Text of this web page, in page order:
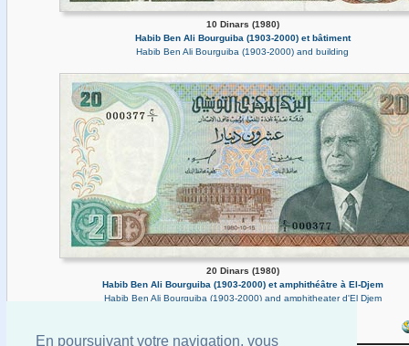
En poursuivant votre navigation, vous
10 Dinars (1980)
Habib Ben Ali Bourguiba (1903-2000) et bâtiment
Habib Ben Ali Bourguiba (1903-2000) and building
20 Dinars (1980)
Habib Ben Ali Bourguiba (1903-2000) et amphithéâtre à El-Djem
Habib Ben Ali Bourguiba (1903-2000) and amphitheater d'El Djem